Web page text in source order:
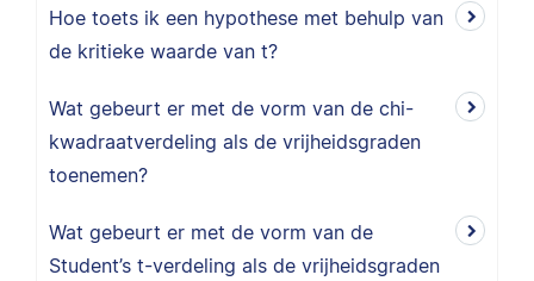
Hoe toets ik een hypothese met behulp van
de kritieke waarde van t?
Wat gebeurt er met de vorm van de chi-
kwadraatverdeling als de vrijheidsgraden
toenemen?
Wat gebeurt er met de vorm van de
Student’s t-verdeling als de vrijheidsgraden